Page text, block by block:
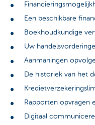
Een beschikbare
Boekhoudkundige
Uw
Aanmaningen
De historiek van het
Rapporten opvragen
Digitaal